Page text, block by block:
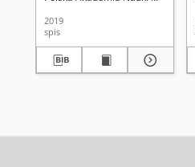
2019
spis